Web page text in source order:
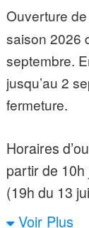
«
À ne
que le
tube
sur
Ouverture
saison 2026
septembre.
jusqu’au 2
fermeture.
Horaires
partir de 10h
(19h du 13
Voir Plus